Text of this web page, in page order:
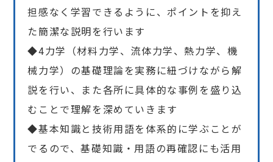
担感なく学習できるように、ポイントを抑え
た簡潔な説明を行います
◆4力学（材料力学、流体力学、熱力学、機
械力学）の基礎理論を実務に紐づけながら解
説を行い、また各所に具体的な事例を盛り込
むことで理解を深めていきます
◆基本知識と技術用語を体系的に学ぶことが
でるので、基礎知識・用語の再確認にも活用